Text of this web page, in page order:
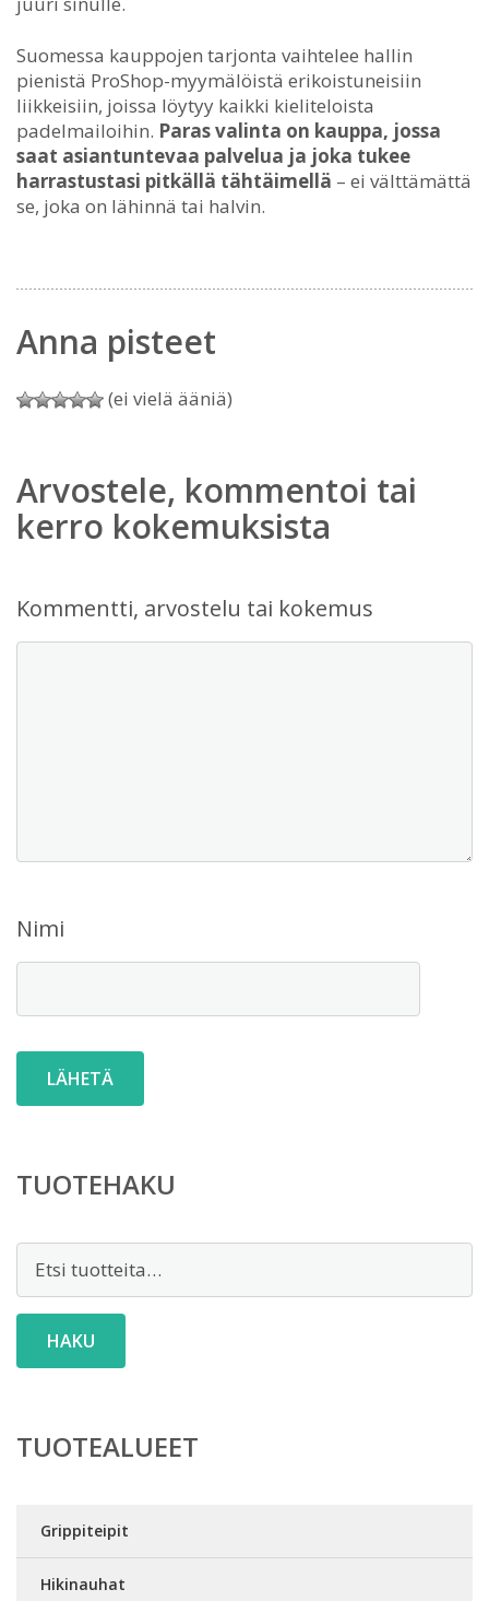
Suomessa kauppojen tarjonta vaihtelee hallin
pienistä ProShop-myymälöistä erikoistuneisiin
liikkeisiin, joissa löytyy kaikki kieliteloista
padelmailoihin. Paras valinta on kauppa, jossa
saat asiantuntevaa palvelua ja joka tukee
harrastustasi pitkällä tähtäimellä – ei välttämättä
se, joka on lähinnä tai halvin.
Anna pisteet
(ei vielä ääniä)
Arvostele, kommentoi tai
kerro kokemuksista
Kommentti, arvostelu tai kokemus
Nimi
TUOTEHAKU
Etsi:
HAKU
TUOTEALUEET
Grippiteipit
Hikinauhat